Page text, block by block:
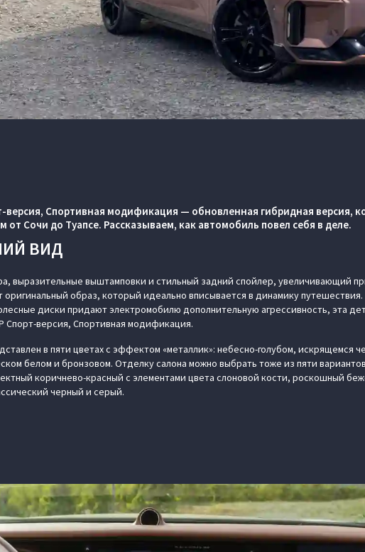
версия, Спортивная модификация — обновленная гибридная версия,
от Сочи до Туапсе. Рассказываем, как автомобиль повел себя в деле.
ВИД
выразительные выштамповки и стильный задний спойлер, увеличивающий
оригинальный образ, который идеально вписывается в динамику путешествия.
диски придают электромобилю дополнительную агрессивность, эта
Спорт-версия, Спортивная модификация.
в пяти цветах с эффектом «металлик»: небесно-голубом, искрящемся
белом и бронзовом. Отделку салона можно выбрать тоже из пяти
коричнево-красный с элементами цвета слоновой кости, роскошный
черный и серый.